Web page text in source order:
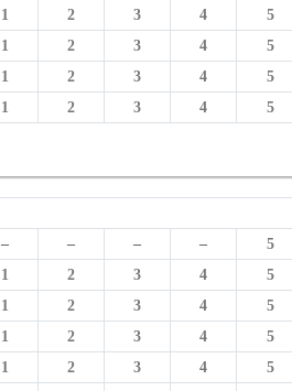
1 2 3 4
5
1 2 3 4
5
1 2 3 4
5
1 2 3 4 5
– – – –
5
1 2 3 4
5
1 2 3 4
5
1 2 3 4
5
1 2 3 4
5